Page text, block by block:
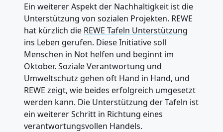
Ein weiterer Aspekt der Nachhaltigkeit ist die
Unterstützung von sozialen Projekten. REWE
hat kürzlich die REWE Tafeln Unterstützung
ins Leben gerufen. Diese Initiative soll
Menschen in Not helfen und beginnt im
Oktober. Soziale Verantwortung und
Umweltschutz gehen oft Hand in Hand, und
REWE zeigt, wie beides erfolgreich umgesetzt
werden kann. Die Unterstützung der Tafeln ist
ein weiterer Schritt in Richtung eines
verantwortungsvollen Handels.